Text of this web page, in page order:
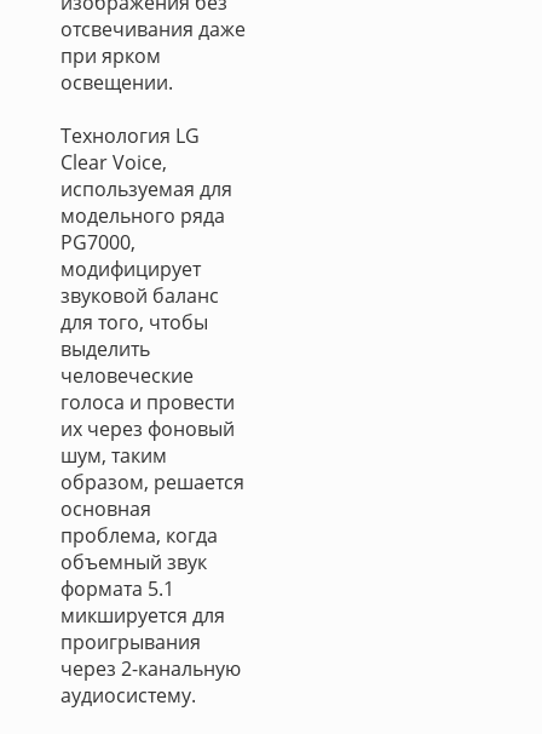
отсвечивания даже
при ярком
освещении.
Технология LG
Clear Voice,
используемая для
модельного ряда
PG7000,
модифицирует
звуковой баланс
для того, чтобы
выделить
человеческие
голоса и провести
их через фоновый
шум, таким
образом, решается
основная
проблема, когда
объемный звук
формата 5.1
микшируется для
проигрывания
через 2-канальную
аудиосистему.